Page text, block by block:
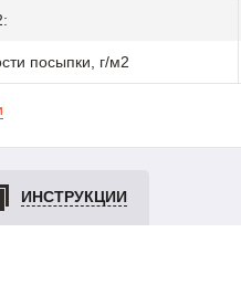
посыпки, г/м2
ИНСТРУКЦИИ